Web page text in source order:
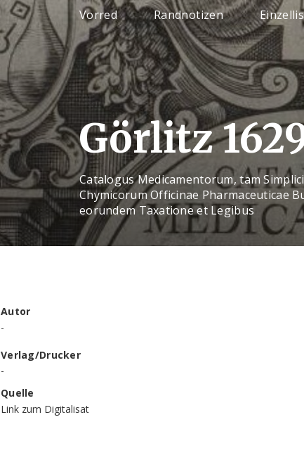
Vorred Randnotizen
Görlitz
Catalogus Medicamentorum, tam
Chymicorum Officinae Pharmaceuticae
eorundem Taxatione et Legibus
Autor
-
Verlag/Drucker
-
Quelle
Link zum Digitalisat